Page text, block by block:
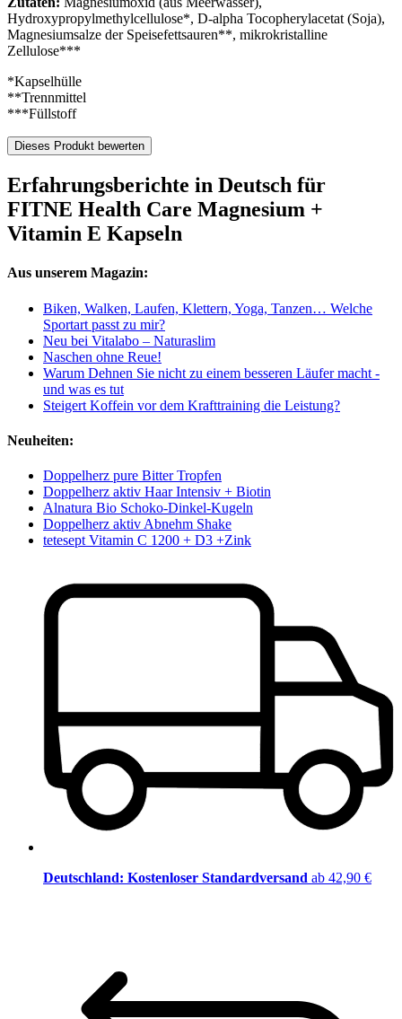
Hydroxypropylmethylcellulose*, D-alpha Tocopherylacetat (Soja),
Magnesiumsalze der Speisefettsauren**, mikrokristalline
Zellulose***
*Kapselhülle
**Trennmittel
***Füllstoff
Dieses Produkt bewerten
Erfahrungsberichte in Deutsch für
FITNE Health Care Magnesium +
Vitamin E Kapseln
Aus unserem Magazin:
Biken, Walken, Laufen, Klettern, Yoga, Tanzen… Welche
Sportart passt zu mir?
Neu bei Vitalabo – Naturaslim
Naschen ohne Reue!
Warum Dehnen Sie nicht zu einem besseren Läufer macht -
und was es tut
Steigert Koffein vor dem Krafttraining die Leistung?
Neuheiten:
Doppelherz pure Bitter Tropfen
Doppelherz aktiv Haar Intensiv + Biotin
Alnatura Bio Schoko-Dinkel-Kugeln
Doppelherz aktiv Abnehm Shake
tetesept Vitamin C 1200 + D3 +Zink
Deutschland: Kostenloser Standardversand ab 42,90 €